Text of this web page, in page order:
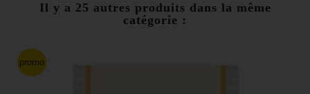
45,00 €
-34,00 €
Il y a 25 autres produits dans la même
catégorie :
promo